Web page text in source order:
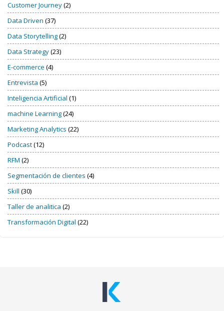
Customer Journey(2)
Data Driven (37)
Data Storytelling(2)
Data Strategy(23)
E-commerce (4)
Entrevista (5)
Inteligencia Artificial (1)
machine Learning(24)
Marketing Analytics (22)
Podcast(12)
RFM (2)
Segmentación de clientes (4)
Skill (30)
Taller de analitica (2)
Transformación Digital (22)